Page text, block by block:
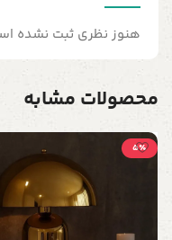
هنوز نظری ثبت نشده
محصولات مشابه
5٪